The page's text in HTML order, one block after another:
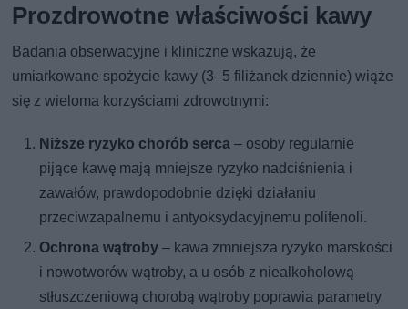
Prozdrowotne właściwości kawy
Badania obserwacyjne i kliniczne wskazują, że
umiarkowane spożycie kawy (3–5 filiżanek dziennie) wiąże
się z wieloma korzyściami zdrowotnymi:
Niższe ryzyko chorób serca – osoby regularnie
pijące kawę mają mniejsze ryzyko nadciśnienia i
zawałów, prawdopodobnie dzięki działaniu
przeciwzapalnemu i antyoksydacyjnemu polifenoli.
Ochrona wątroby – kawa zmniejsza ryzyko marskości
i nowotworów wątroby, a u osób z niealkoholową
stłuszczeniową chorobą wątroby poprawia parametry